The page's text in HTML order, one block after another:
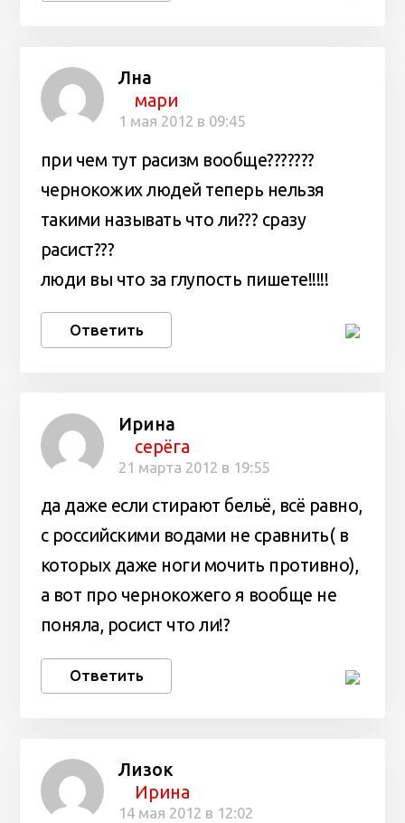
Лна
мари
1 мая 2012 в 09:45
при чем тут расизм вообще???????
чернокожих людей теперь нельзя
такими называть что ли??? сразу
расист???
люди вы что за глупость пишете!!!!!
Ответить
Ирина
серёга
21 марта 2012 в 19:55
да даже если стирают бельё, всё равно,
с российскими водами не сравнить( в
которых даже ноги мочить противно),
а вот про чернокожего я вообще не
поняла, росист что ли!?
Ответить
Лизок
Ирина
14 мая 2012 в 12:02